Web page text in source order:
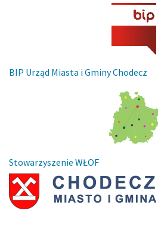
BIP Urząd Miasta i Gminy Chodecz
Stowarzyszenie WŁOF